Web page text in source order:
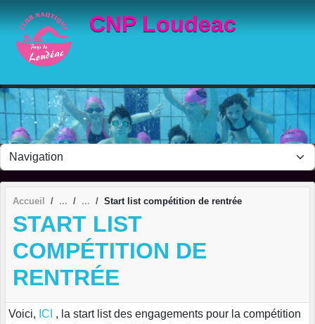
CNP Loudeac
Accueil Start list compétition de rentrée
START LIST
COMPÉTITION DE
RENTRÉE
Voici, ICI , la start list des engagements pour la compétition